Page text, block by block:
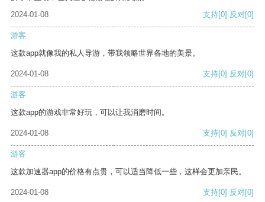
2024-01-08
支持[0] 反对[0]
游客
这款app就像我的私人导游，带我领略世界各地的美景。
2024-01-08 支持[0] 反对[0]
游客
这款app的游戏非常好玩，可以让我消磨时间。
2024-01-08 支持[0] 反对[0]
游客
这款加速器app的价格有点贵，可以适当降低一些，这样会更加亲民。
2024-01-08 支持[0] 反对[0]